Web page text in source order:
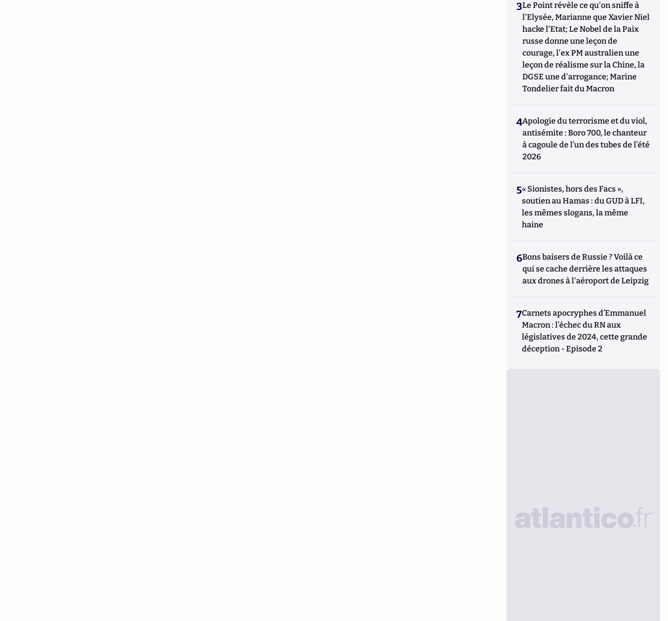
3Le Point révèle ce qu'on sniffe à
l'Elysée, Marianne que Xavier Niel
hacke l'Etat; Le Nobel de la Paix
russe donne une leçon de
courage, l'ex PM australien une
leçon de réalisme sur la Chine, la
DGSE une d'arrogance; Marine
Tondelier fait du Macron
4Apologie du terrorisme et du viol,
antisémite : Boro 700, le chanteur
à cagoule de l’un des tubes de l’été
2026
5« Sionistes, hors des Facs »,
soutien au Hamas : du GUD à LFI,
les mêmes slogans, la même
haine
6Bons baisers de Russie ? Voilà ce
qui se cache derrière les attaques
aux drones à l'aéroport de Leipzig
7Carnets apocryphes d’Emmanuel
Macron : l’échec du RN aux
législatives de 2024, cette grande
déception - Episode 2